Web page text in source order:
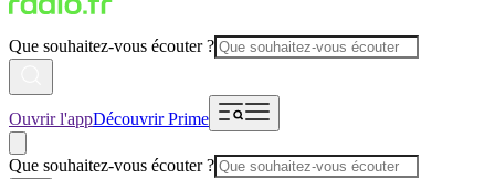
Que souhaitez-vous écouter ?
Ouvrir l'appDécouvrir Prime
Que souhaitez-vous écouter ?